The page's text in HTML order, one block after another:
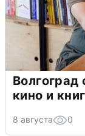
Волгоград
кино и книг
8 августа 0